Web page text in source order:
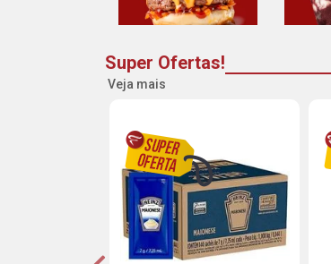
Super Ofertas!
Veja mais